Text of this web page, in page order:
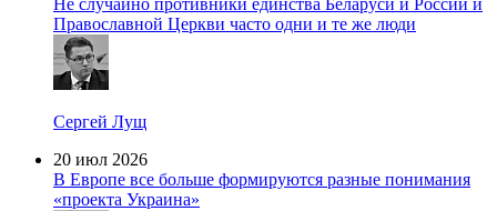
Православной Церкви часто одни и те же люди
Сергей Лущ
20 июл 2026
В Европе все больше формируются разные понимания
«проекта Украина»